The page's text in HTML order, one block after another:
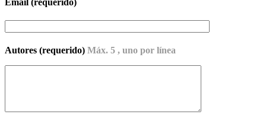
Autores (requerido) Máx. 5 , uno por línea